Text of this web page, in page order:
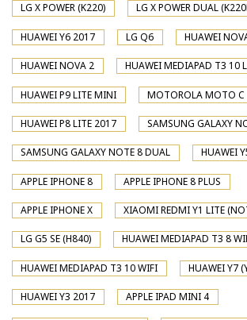
LG X POWER (K220) LG X POWER DUAL
HUAWEI Y6 2017 LG Q6 HUAWEI
HUAWEI NOVA 2 HUAWEI MEDIAPAD T3 10
HUAWEI P9 LITE MINI MOTOROLA MOTO C
HUAWEI P8 LITE 2017 SAMSUNG GALAXY
SAMSUNG GALAXY NOTE 8 DUAL HUAWEI
APPLE IPHONE 8 APPLE IPHONE 8 PLUS
APPLE IPHONE X XIAOMI REDMI Y1 LITE
LG G5 SE (H840) HUAWEI MEDIAPAD T3 8
HUAWEI MEDIAPAD T3 10 WIFI HUAWEI Y7
HUAWEI Y3 2017 APPLE IPAD MINI 4